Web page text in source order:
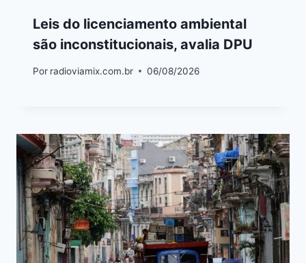
Leis do licenciamento ambiental
são inconstitucionais, avalia DPU
Por radioviamix.com.br 06/08/2026